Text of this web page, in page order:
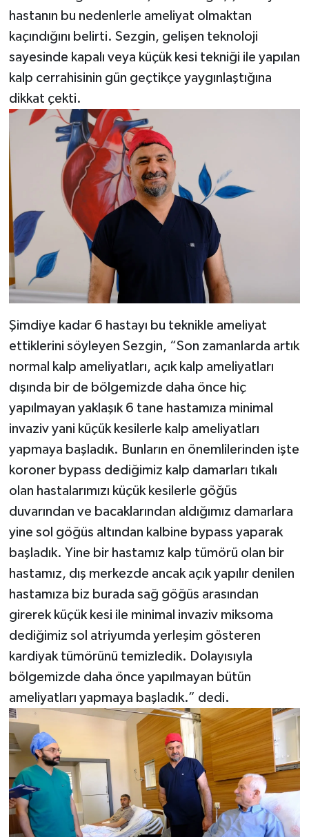
hastanın bu nedenlerle ameliyat olmaktan
kaçındığını belirti. Sezgin, gelişen teknoloji
sayesinde kapalı veya küçük kesi tekniği ile yapılan
kalp cerrahisinin gün geçtikçe yaygınlaştığına
dikkat çekti.
Şimdiye kadar 6 hastayı bu teknikle ameliyat
ettiklerini söyleyen Sezgin, “Son zamanlarda artık
normal kalp ameliyatları, açık kalp ameliyatları
dışında bir de bölgemizde daha önce hiç
yapılmayan yaklaşık 6 tane hastamıza minimal
invaziv yani küçük kesilerle kalp ameliyatları
yapmaya başladık. Bunların en önemlilerinden işte
koroner bypass dediğimiz kalp damarları tıkalı
olan hastalarımızı küçük kesilerle göğüs
duvarından ve bacaklarından aldığımız damarlara
yine sol göğüs altından kalbine bypass yaparak
başladık. Yine bir hastamız kalp tümörü olan bir
hastamız, dış merkezde ancak açık yapılır denilen
hastamıza biz burada sağ göğüs arasından
girerek küçük kesi ile minimal invaziv miksoma
dediğimiz sol atriyumda yerleşim gösteren
kardiyak tümörünü temizledik. Dolayısıyla
bölgemizde daha önce yapılmayan bütün
ameliyatları yapmaya başladık.” dedi.